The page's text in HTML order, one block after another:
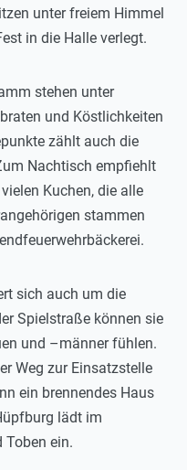
unter freiem Himmel
in die Halle verlegt.
stehen unter
und Köstlichkeiten
zählt auch die
Nachtisch empfiehlt
Kuchen, die alle
stammen
sich auch um die
Spielstraße können sie
und –männer fühlen.
Weg zur Einsatzstelle
ein brennendes Haus
lädt im
Toben ein.